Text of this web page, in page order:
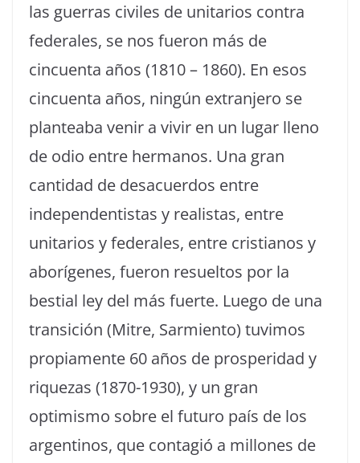
las guerras civiles de unitarios contra
federales, se nos fueron más de
cincuenta años (1810 – 1860). En esos
cincuenta años, ningún extranjero se
planteaba venir a vivir en un lugar lleno
de odio entre hermanos. Una gran
cantidad de desacuerdos entre
independentistas y realistas, entre
unitarios y federales, entre cristianos y
aborígenes, fueron resueltos por la
bestial ley del más fuerte. Luego de una
transición (Mitre, Sarmiento) tuvimos
propiamente 60 años de prosperidad y
riquezas (1870-1930), y un gran
optimismo sobre el futuro país de los
argentinos, que contagió a millones de